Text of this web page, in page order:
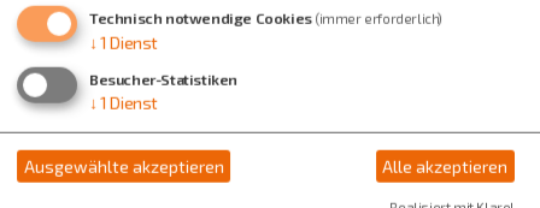
bei AlcmonaTechnisch notwendige Cookies (immer erforderlich)
↓ 1 Dienst
Besucher-Statistiken
↓ 1 Dienst
Ausgewählte akzeptieren Alle akzeptieren